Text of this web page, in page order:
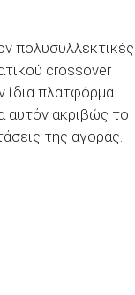
πολυσυλλεκτικές
crossover
ίδια πλατφόρμα
αυτόν ακριβώς το
της αγοράς.